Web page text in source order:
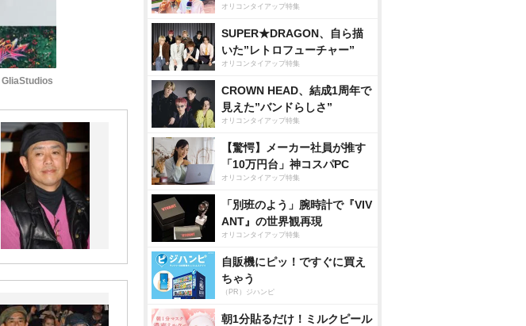
GliaStudios
オリコンタイアップ特集
SUPER★DRAGON、自ら描
いた”レトロフューチャー”
オリコンタイアップ特集
CROWN HEAD、結成1周年で
見えた”バンドらしさ”
オリコンタイアップ特集
【驚愕】メーカー社員が推す
「10万円台」神コスパPC
オリコンタイアップ特集
「別班のよう」腕時計で『VIV
ANT』の世界観再現
オリコンタイアップ特集
自販機にピッ！ですぐに買え
ちゃう
（PR）ジハンピ
朝1分貼るだけ！ミルクピール